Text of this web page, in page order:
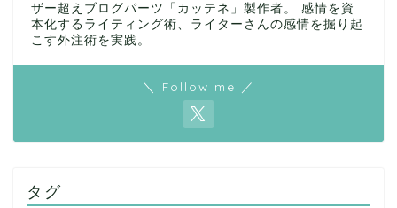
ザー超えブログパーツ「カッテネ」製作者。 感情を資
本化するライティング術、ライターさんの感情を掘り起
こす外注術を実践。
＼ Follow me ／
タグ